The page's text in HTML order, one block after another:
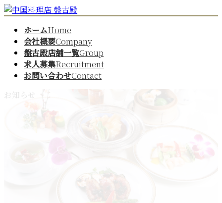
コ
ン
ッ
ナ
ビ
移
ホームHome
会社概要Company
盤古殿店舗一覧Group
求人募集Recruitment
お問い合わせContact
お知らせ